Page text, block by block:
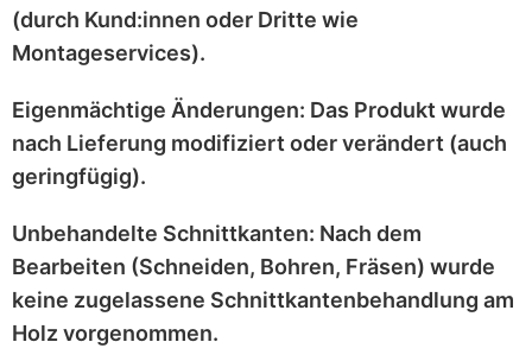
(durch Kund:innen oder Dritte wie
Montageservices).
Eigenmächtige Änderungen: Das Produkt wurde
nach Lieferung modifiziert oderverändert (auch
geringfügig).
Unbehandelte Schnittkanten: Nach dem
Bearbeiten (Schneiden, Bohren, Fräsen) wurde
keine zugelassene Schnittkantenbehandlung am
Holz vorgenommen.